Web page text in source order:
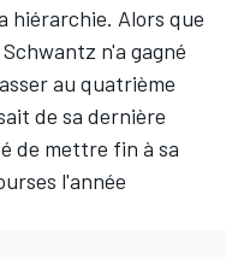
hiérarchie. Alors que
n'a gagné
au quatrième
de sa dernière
de mettre fin à sa
l'année